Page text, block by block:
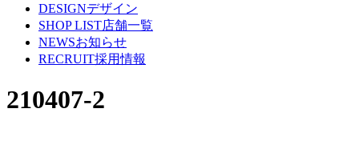
DESIGNデザイン
SHOP LIST店舗一覧
NEWSお知らせ
RECRUIT採用情報
210407-2